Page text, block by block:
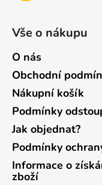
Vše o nákupu
O nás
Obchodní
Nákupní košík
Podmínky
Jak objednat?
Podmínky
Informace o
zboží